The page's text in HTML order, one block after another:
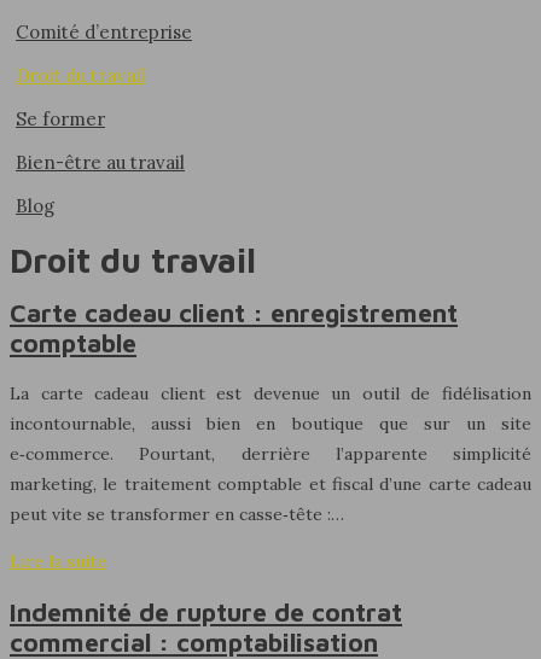
Comité d’entreprise
Droit du travail
Se former
Bien-être au travail
Blog
Droit du travail
Carte cadeau client : enregistrement
comptable
La carte cadeau client est devenue un outil de fidélisation
incontournable, aussi bien en boutique que sur un site
e‑commerce. Pourtant, derrière l’apparente simplicité
marketing, le traitement comptable et fiscal d’une carte cadeau
peut vite se transformer en casse‑tête :…
Lire la suite
Indemnité de rupture de contrat
commercial : comptabilisation